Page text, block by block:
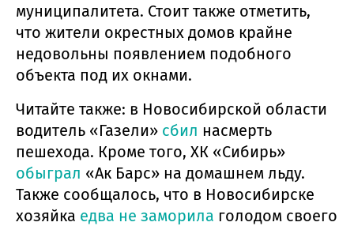
муниципалитета. Стоит также отметить,
что жители окрестных домов крайне
недовольны появлением подобного
объекта под их окнами.
Читайте также: в Новосибирской области
водитель «Газели» сбил насмерть
пешехода. Кроме того, ХК «Сибирь»
обыграл «Ак Барс» на домашнем льду.
Также сообщалось, что в Новосибирске
хозяйка едва не заморила голодом своего